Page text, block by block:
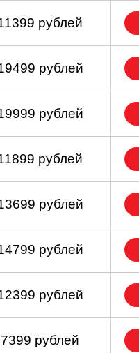
рублей
рублей
рублей
рублей
рублей
рублей
рублей
рублей